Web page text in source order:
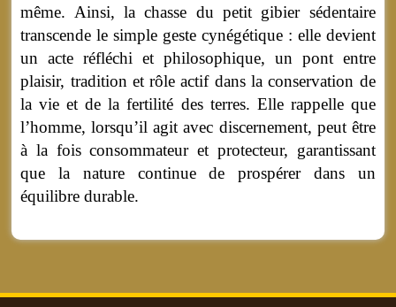
même. Ainsi, la chasse du petit gibier sédentaire
transcende le simple geste cynégétique : elle devient
un acte réfléchi et philosophique, un pont entre
plaisir, tradition et rôle actif dans la conservation de
la vie et de la fertilité des terres. Elle rappelle que
l’homme, lorsqu’il agit avec discernement, peut être
à la fois consommateur et protecteur, garantissant
que la nature continue de prospérer dans un
équilibre durable.